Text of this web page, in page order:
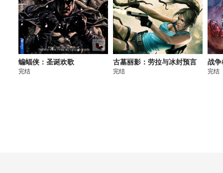
蝙蝠侠：圣诞欢歌
完结
古墓丽影：劳拉与冰封预言
完结
战争
完结